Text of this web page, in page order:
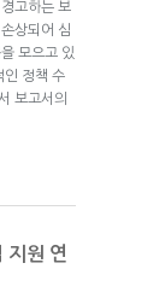
고하는 보
상되어 심
모으고 있
인 정책 수
보고서의
지원 연